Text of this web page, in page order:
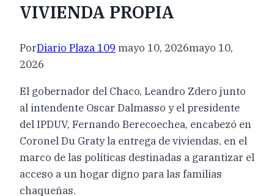
VIVIENDA PROPIA
PorDiario Plaza 109 mayo 10, 2026mayo 10,
2026
El gobernador del Chaco, Leandro Zdero junto
al intendente Oscar Dalmasso y el presidente
del IPDUV, Fernando Berecoechea, encabezó en
Coronel Du Graty la entrega de viviendas, en el
marco de las políticas destinadas a garantizar el
acceso a un hogar digno para las familias
chaqueñas.